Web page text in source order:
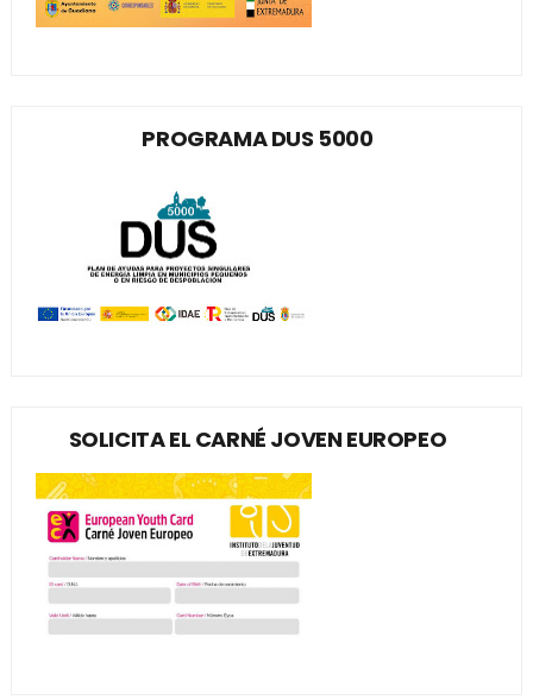
PROGRAMA DUS 5000
SOLICITA EL CARNÉ JOVEN EUROPEO